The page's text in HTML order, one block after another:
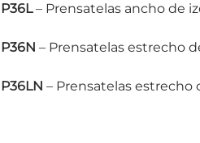
P36L– Prensatelas ancho de
P36N – Prensatelas estrecho
P36LN – Prensatelas estrecho